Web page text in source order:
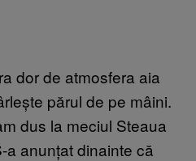
dor de atmosfera aia
părul de pe mâini.
dus la meciul Steaua
anunțat dinainte că